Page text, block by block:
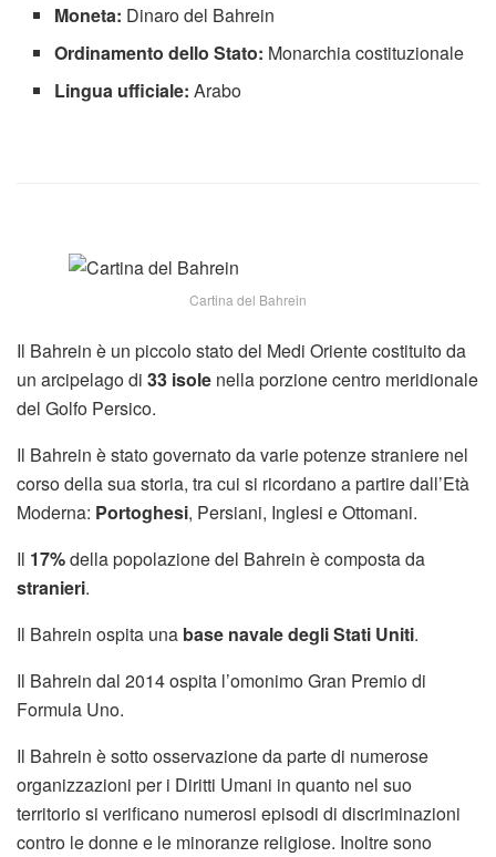
Moneta: Dinaro del Bahrein
Ordinamento dello Stato: Monarchia costituzionale
Lingua ufficiale: Arabo
Cartina del Bahrein
Il Bahrein è un piccolo stato del Medi Oriente costituito da
un arcipelago di 33 isole nella porzione centro meridionale
del Golfo Persico.
Il Bahrein è stato governato da varie potenze straniere nel
corso della sua storia, tra cui si ricordano a partire dall’Età
Moderna: Portoghesi, Persiani, Inglesi e Ottomani.
Il 17%della popolazione del Bahrein è composta da
stranieri.
Il Bahrein ospita una base navale degli Stati Uniti.
Il Bahrein dal 2014 ospita l’omonimo Gran Premio di
Formula Uno.
Il Bahrein è sotto osservazione da parte di numerose
organizzazioni per i Diritti Umani in quanto nel suo
territorio si verificano numerosi episodi di discriminazioni
contro le donne e le minoranze religiose. Inoltre sono